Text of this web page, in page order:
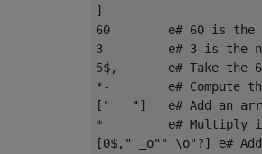
]
60        e# 60 is the
3         e# 3 is the
5$,       e# Take the
*-        e# Compute
["   "]   e# Add an
*         e# Multiply it
[0$," _o"" \o"?] e#